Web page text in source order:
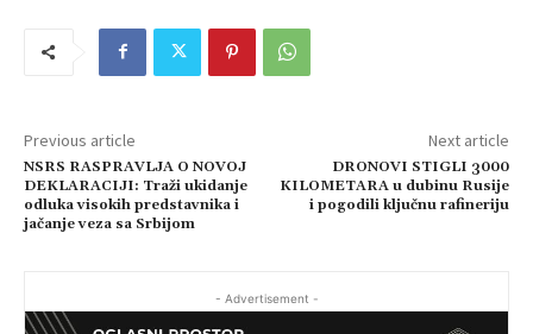
Previous article
NSRS RASPRAVLJA O NOVOJ
DEKLARACIJI: Traži ukidanje
odluka visokih predstavnika i
jačanje veza sa Srbijom
Next article
DRONOVI STIGLI 3000
KILOMETARA u dubinu Rusije
i pogodili ključnu rafineriju
- Advertisement -